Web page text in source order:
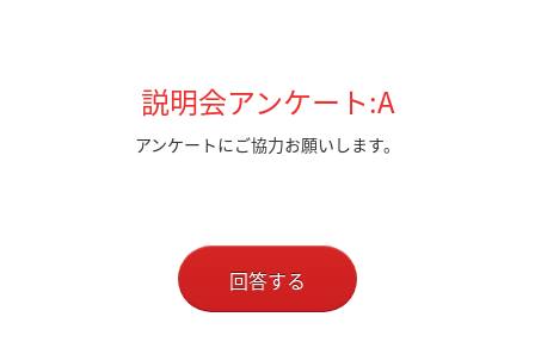
説明会アンケート:A
アンケートにご協力お願いします。
回答する